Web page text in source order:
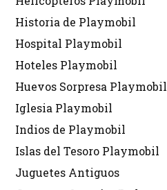
Historia de Playmobil
Hospital Playmobil
Hoteles Playmobil
Huevos Sorpresa Playmobil
Iglesia Playmobil
Indios de Playmobil
Islas del Tesoro Playmobil
Juguetes Antiguos